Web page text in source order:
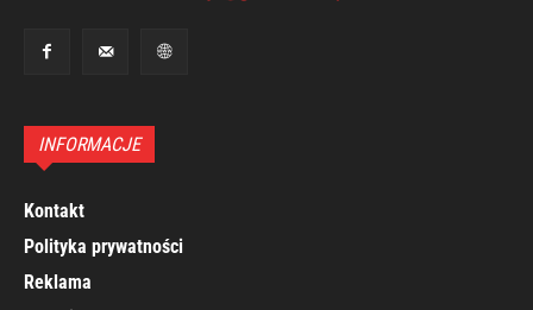
INFORMACJE
Kontakt
Polityka prywatności
Reklama